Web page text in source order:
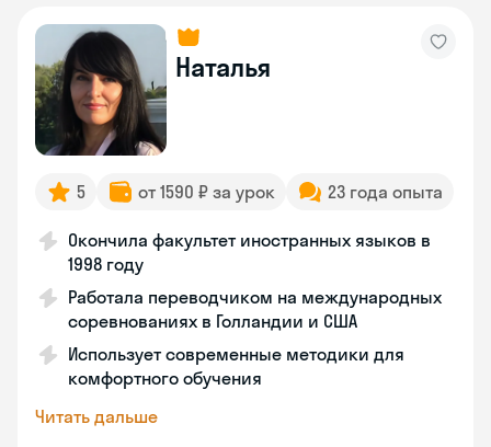
Наталья
5 от 1590 ₽ за урок 23 года опыта
Окончила факультет иностранных языков в
1998 году
Работала переводчиком на международных
соревнованиях в Голландии и США
Использует современные методики для
комфортного обучения
Читать дальше